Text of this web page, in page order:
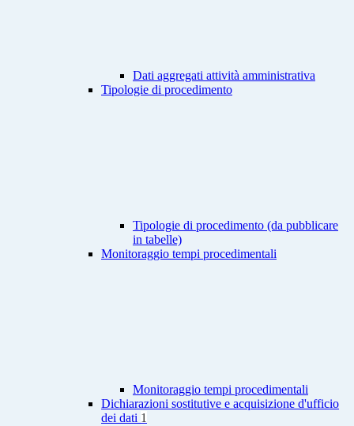
Dati aggregati attività amministrativa
Tipologie di procedimento
Tipologie di procedimento (da pubblicare
in tabelle)
Monitoraggio tempi procedimentali
Monitoraggio tempi procedimentali
Dichiarazioni sostitutive e acquisizione d'ufficio
dei dati 1